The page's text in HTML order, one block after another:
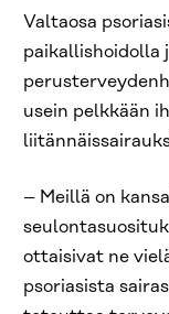
Valtaosa
paikallishoidolla
usein pelkkään
– Meillä on
ottaisivat ne
psoriasista